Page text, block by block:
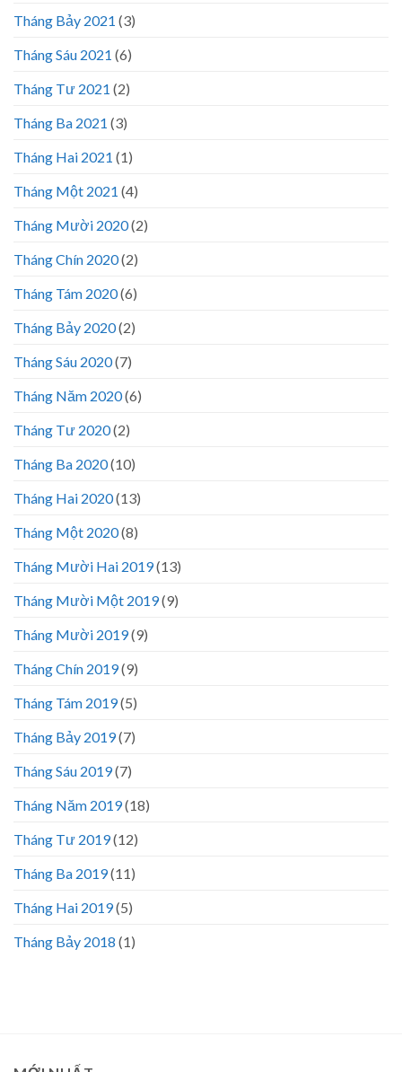
Tháng Bảy 2021 (3)
Tháng Sáu 2021 (6)
Tháng Tư 2021 (2)
Tháng Ba 2021 (3)
Tháng Hai 2021 (1)
Tháng Một 2021 (4)
Tháng Mười 2020(2)
Tháng Chín 2020(2)
Tháng Tám 2020(6)
Tháng Bảy 2020(2)
Tháng Sáu 2020(7)
Tháng Năm 2020(6)
Tháng Tư 2020(2)
Tháng Ba 2020(10)
Tháng Hai 2020(13)
Tháng Một 2020(8)
Tháng Mười Hai 2019(13)
Tháng Mười Một 2019(9)
Tháng Mười 2019(9)
Tháng Chín 2019(9)
Tháng Tám 2019(5)
Tháng Bảy 2019(7)
Tháng Sáu 2019(7)
Tháng Năm 2019(18)
Tháng Tư 2019(12)
Tháng Ba 2019(11)
Tháng Hai 2019(5)
Tháng Bảy 2018 (1)